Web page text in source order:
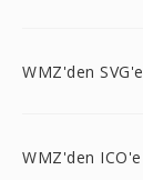
WMZ'den SVG'e
WMZ'den ICO'e